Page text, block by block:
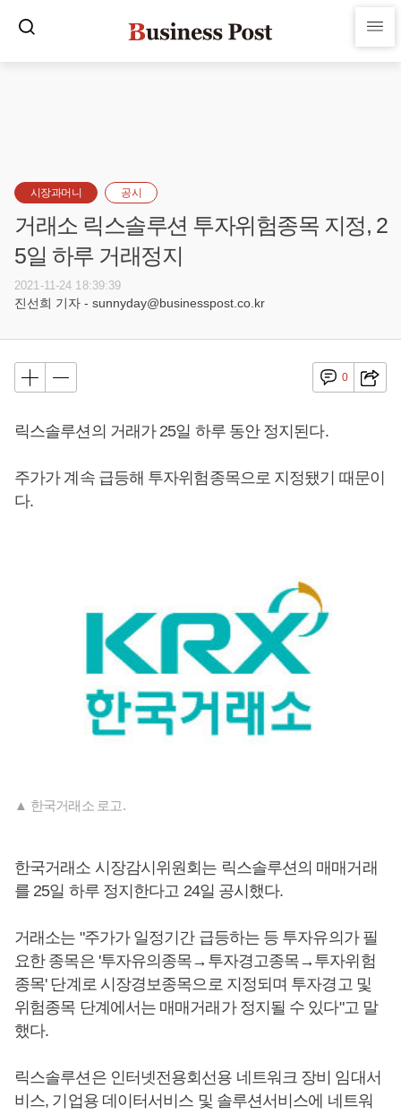
시장과머니 공시
거래소 릭스솔루션 투자위험종목 지정, 2
5일 하루 거래정지
2021-11-24 18:39:39
진선희 기자 - sunnyday@businesspost.co.kr
0
릭스솔루션의 거래가 25일 하루 동안 정지된다.
주가가 계속 급등해 투자위험종목으로 지정됐기 때문이
다.
▲ 한국거래소 로고.
한국거래소 시장감시위원회는 릭스솔루션의 매매거래
를 25일 하루 정지한다고 24일 공시했다.
거래소는 "주가가 일정기간 급등하는 등 투자유의가 필
요한 종목은 '투자유의종목→투자경고종목→투자위험
종목' 단계로 시장경보종목으로 지정되며 투자경고 및
위험종목 단계에서는 매매거래가 정지될 수 있다"고 말
했다.
릭스솔루션은 인터넷전용회선용 네트워크 장비 임대서
비스, 기업용 데이터서비스 및 솔루션서비스에 네트워